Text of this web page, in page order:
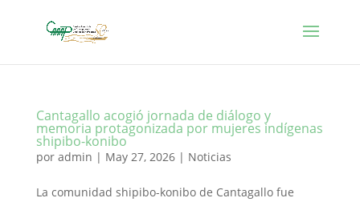
Cantagallo acogió jornada de diálogo y
memoria protagonizada por mujeres indígenas
shipibo-konibo
por admin | May 27, 2026| Noticias
La comunidad shipibo-konibo de Cantagallo fue